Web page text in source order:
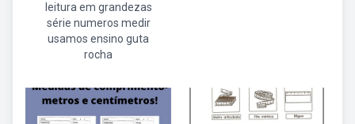
leitura em grandezas
série numeros medir
usamos ensino guta
rocha